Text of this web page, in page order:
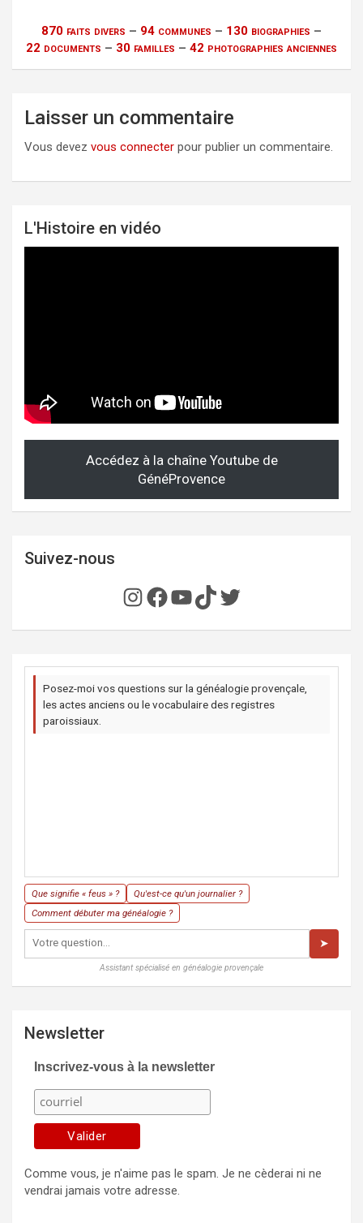
870 faits divers – 94 communes – 130 biographies –
22 documents – 30 familles – 42 photographies anciennes
Laisser un commentaire
Vous devez vous connecter pour publier un commentaire.
L'Histoire en vidéo
Accédez à la chaîne Youtube de
GénéProvence
Suivez-nous
Instagram
Facebook
YouTube
TikTok
Twitter
Posez-moi vos questions sur la généalogie provençale,
les actes anciens ou le vocabulaire des registres
paroissiaux.
Que signifie « feus » ?
Qu'est-ce qu'un journalier ?
Comment débuter ma généalogie ?
➤
Assistant spécialisé en généalogie provençale
Newsletter
Inscrivez-vous à la newsletter
Comme vous, je n'aime pas le spam. Je ne cèderai ni ne
vendrai jamais votre adresse.